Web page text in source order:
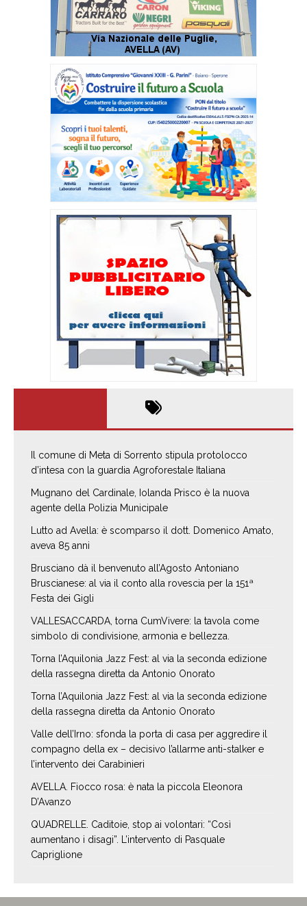
Il comune di Meta di Sorrento stipula protolocco
d’intesa con la guardia Agroforestale Italiana
Mugnano del Cardinale, Iolanda Prisco è la nuova
agente della Polizia Municipale
Lutto ad Avella: è scomparso il dott. Domenico Amato,
aveva 85 anni
Brusciano dà il benvenuto all’Agosto Antoniano
Bruscianese: al via il conto alla rovescia per la 151ª
Festa dei Gigli
VALLESACCARDA, torna CumVivere: la tavola come
simbolo di condivisione, armonia e bellezza.
Torna l’Aquilonia Jazz Fest: al via la seconda edizione
della rassegna diretta da Antonio Onorato
Torna l’Aquilonia Jazz Fest: al via la seconda edizione
della rassegna diretta da Antonio Onorato
Valle dell’Irno: sfonda la porta di casa per aggredire il
compagno della ex – decisivo l’allarme anti-stalker e
l’intervento dei Carabinieri
AVELLA. Fiocco rosa: è nata la piccola Eleonora
D’Avanzo
QUADRELLE. Caditoie, stop ai volontari: “Così
aumentano i disagi”. L’intervento di Pasquale
Capriglione